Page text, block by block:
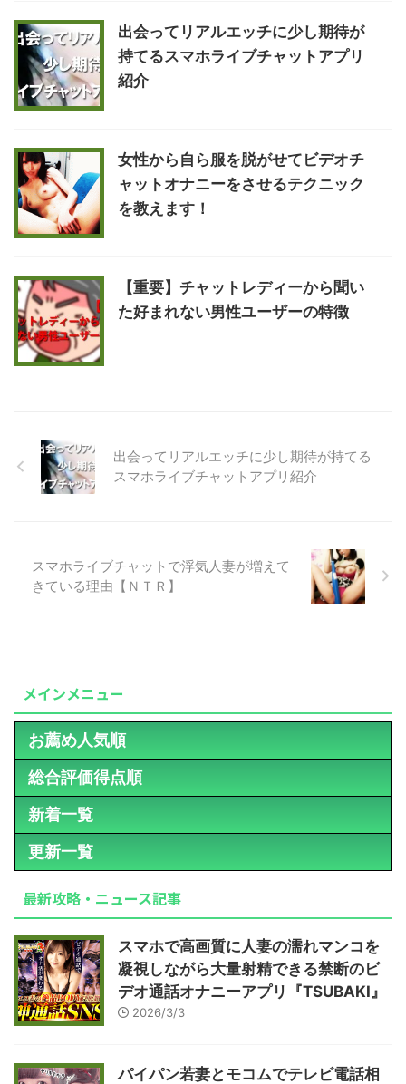
出会ってリアルエッチに少し期待が
持てるスマホライブチャットアプリ
紹介
女性から自ら服を脱がせてビデオチ
ャットオナニーをさせるテクニック
を教えます！
【重要】チャットレディーから聞い
た好まれない男性ユーザーの特徴
出会ってリアルエッチに少し期待が持てる
スマホライブチャットアプリ紹介
スマホライブチャットで浮気人妻が増えて
きている理由【ＮＴＲ】
メインメニュー
お薦め人気順
総合評価得点順
新着一覧
更新一覧
最新攻略・ニュース記事
スマホで高画質に人妻の濡れマンコを
凝視しながら大量射精できる禁断のビ
デオ通話オナニーアプリ『TSUBAKI』
2026/3/3
パイパン若妻とモコムでテレビ電話相